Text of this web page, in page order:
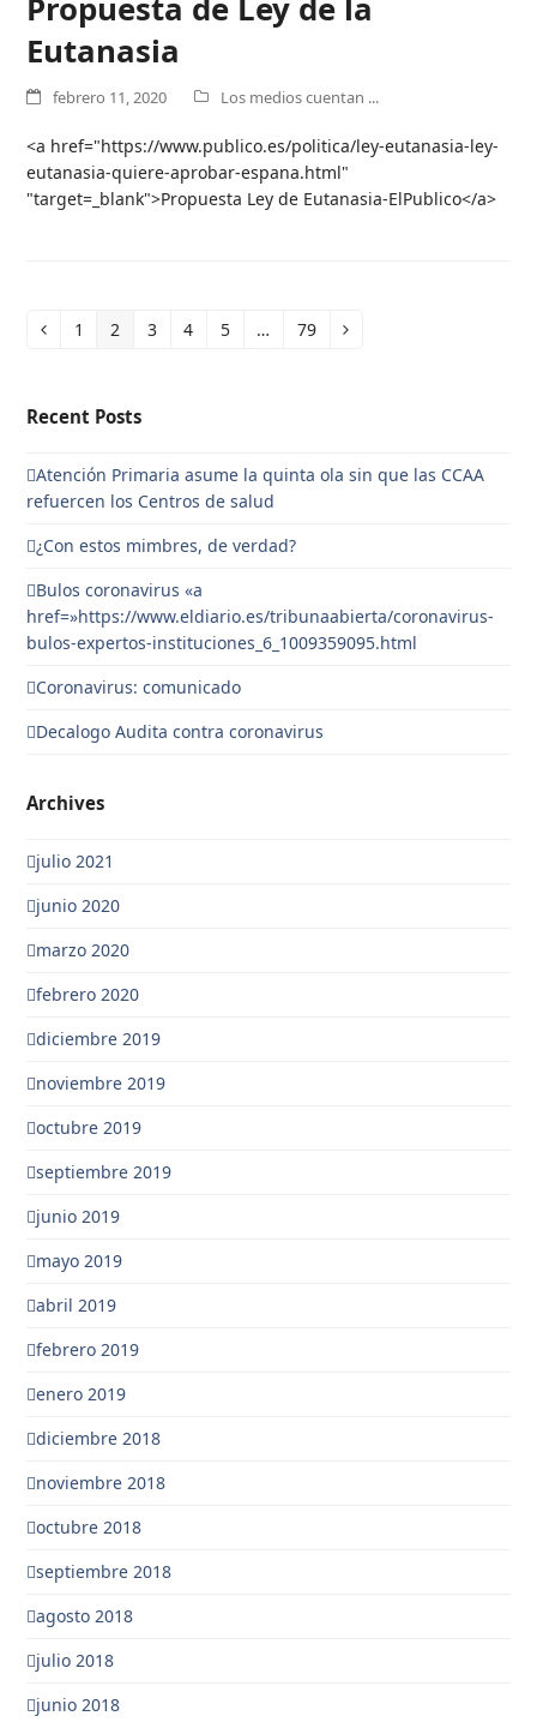
Eutanasia
febrero 11, 2020 Los medios cuentan ...
<a href="https://www.publico.es/politica/ley-eutanasia-ley-
eutanasia-quiere-aprobar-espana.html"
"target=_blank">Propuesta Ley de Eutanasia-ElPublico</a>
AnteriorPage
1 Page
2 Page
3 Page
4 Page
5 … Page
79 Siguiente
Recent Posts
Atención Primaria asume la quinta ola sin que las CCAA
refuercen los Centros de salud
¿Con estos mimbres, de verdad?
Bulos coronavirus «a
href=»https://www.eldiario.es/tribunaabierta/coronavirus-
bulos-expertos-instituciones_6_1009359095.html
Coronavirus: comunicado
Decalogo Audita contra coronavirus
Archives
julio 2021
junio 2020
marzo 2020
febrero 2020
diciembre 2019
noviembre 2019
octubre 2019
septiembre 2019
junio 2019
mayo 2019
abril 2019
febrero 2019
enero 2019
diciembre 2018
noviembre 2018
octubre 2018
septiembre 2018
agosto 2018
julio 2018
junio 2018